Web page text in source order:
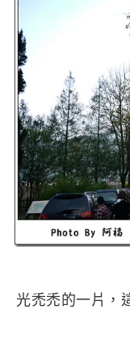
光禿禿的一片，